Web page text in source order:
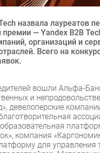
ИТ
назвала лауреатов
премии — Yandex B2B
организаций и
Всего на
вошли Альфа-
и
девелоперские
компания
для управления